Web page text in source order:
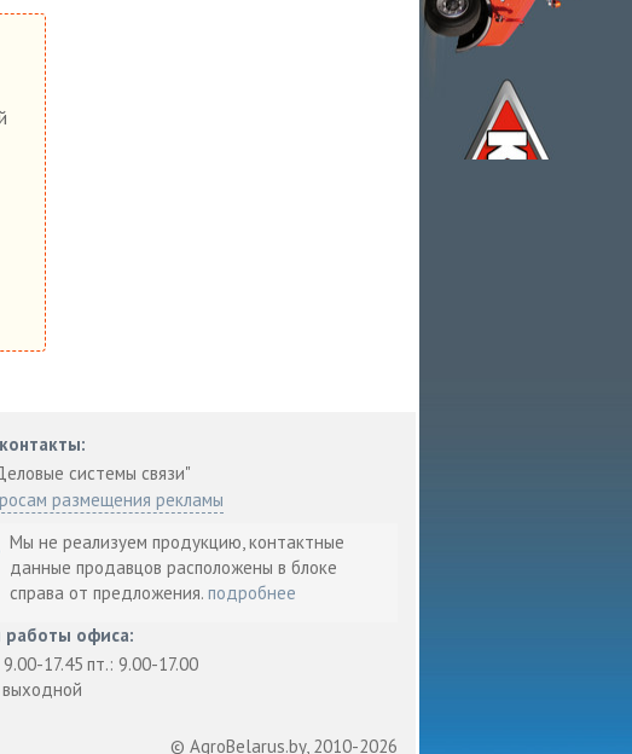
системы связи"
размещения рекламы
Мы не реализуем продукцию, контактные
данные продавцов расположены в блоке
справа от предложения.подробнее
работы офиса:
17.45 пт.: 9.00-17.00
выходной
© AgroBelarus.by, 2010-2026